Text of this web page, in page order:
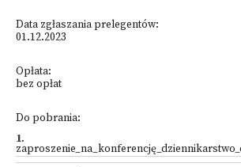
Data zgłaszania prelegentów:
01.12.2023
Opłata:
bez opłat
Do pobrania:
1.